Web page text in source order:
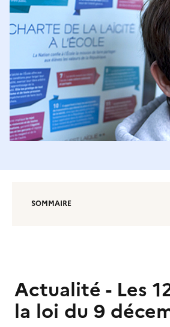
SOMMAIRE
Actualité - Les
la loi du 9